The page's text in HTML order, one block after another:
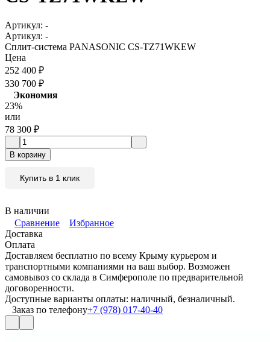
Артикул: -
Артикул: -
Сплит-система PANASONIC CS-TZ71WKEW
Цена
252 400 ₽
330 700 ₽
Экономия
23%
или
78 300 ₽
В корзину
Купить в 1 клик
В наличии
Сравнение
Избранное
Доставка
Оплата
Доставляем бесплатно по всему Крыму курьером и
транспортными компаниями на ваш выбор. Возможен
самовывоз со склада в Симферополе по предварительной
договоренности.
Доступные варианты оплаты: наличный, безналичный.
Заказ по телефону+7 (978) 017-40-40